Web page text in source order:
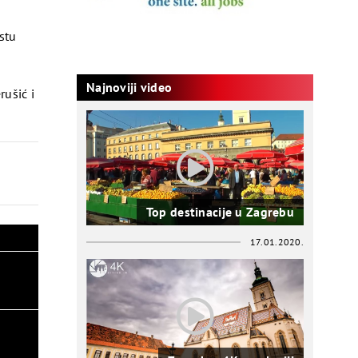
i Najnoviji video
Top destinacije u Zagrebu
17.01.2020.